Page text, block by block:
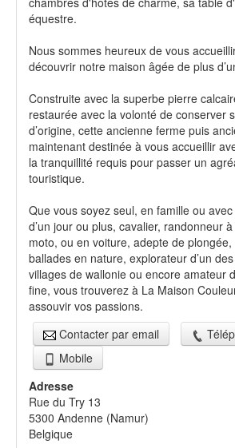
équestre.
Nous sommes heureux de vous
découvrir notre maison âgée de plus
Construite avec la superbe pierre
restaurée avec la volonté de conserver
d’origine, cette ancienne ferme puis
maintenant destinée à vous accueillir
la tranquillité requis pour passer un
touristique.
Que vous soyez seul, en famille ou
d’un jour ou plus, cavalier, randonneur
moto, ou en voiture, adepte de plongée,
ballades en nature, explorateur d’un
villages de wallonie ou encore amateur
fine, vous trouverez à La Maison
assouvir vos passions.
Contacter par email
Mobile
Adresse
Rue du Try 13
5300 Andenne (Namur)
Belgique